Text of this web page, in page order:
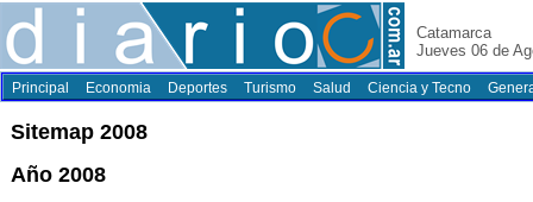
Catamarca
Jueves 06 de
Principal Economia Deportes Turismo Salud Ciencia y Tecno
Sitemap 2008
Año 2008